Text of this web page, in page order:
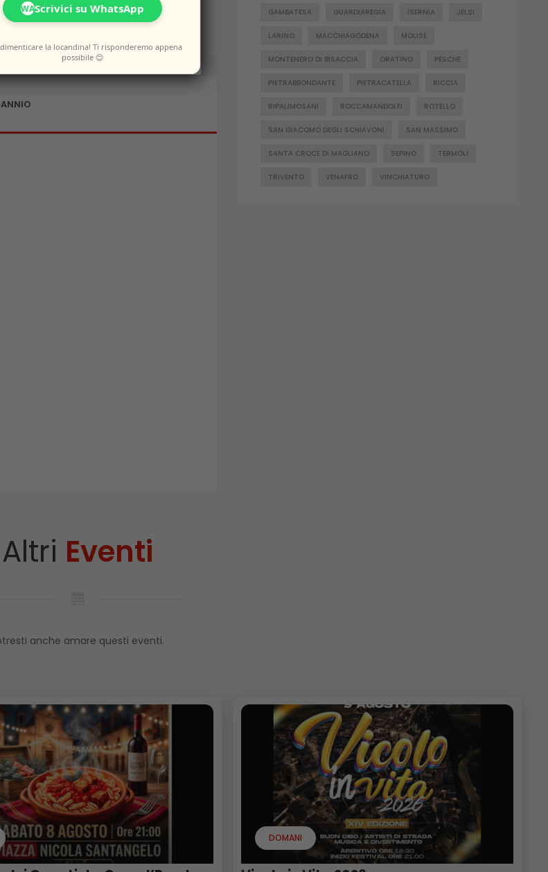
GAMBATESA GUARDIAREGIA ISERNIA JELSI
LARINO MACCHIAGODENA MOLISE
MONTENERO DI BISACCIA ORATINO PESCHE
PIETRABBONDANTE PIETRACATELLA RICCIA
RIPALIMOSANI ROCCAMANDOLFI ROTELLO
SAN GIACOMO DEGLI SCHIAVONI SAN MASSIMO
SANTA CROCE DI MAGLIANO SEPINO TERMOLI
TRIVENTO VENAFRO VINCHIATURO
Altri Eventi
anche amare questi eventi.
DOMANI
WAScrivici su WhatsApp
la locandina! Ti risponderemo appena
possibile 😊